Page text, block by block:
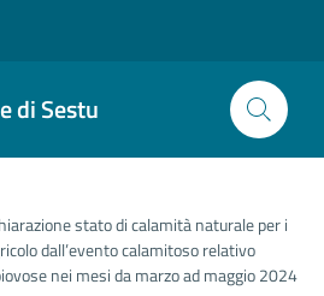
di Sestu
stato di calamità naturale per i
dall’evento calamitoso relativo
nei mesi da marzo ad maggio 2024